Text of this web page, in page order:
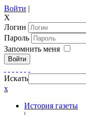
Войти |
X
Логин
Пароль
Запомнить меня
Войти
Искать
x
История газеты